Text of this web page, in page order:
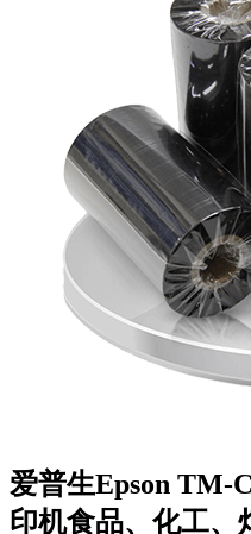
爱普生Epson TM-
印机食品、化工、